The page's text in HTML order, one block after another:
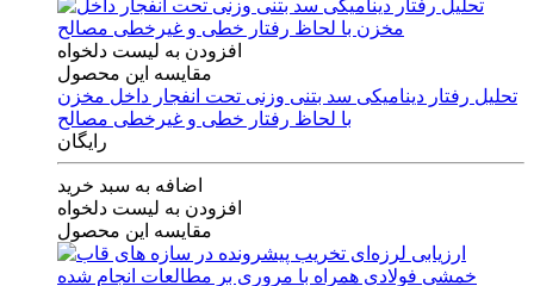
افزودن به لیست دلخواه
مقایسه این محصول
تحلیل رفتار دینامیکی سد بتنی وزنی تحت انفجار داخل مخزن
با لحاظ رفتار خطی و غیرخطی مصالح
رایگان
اضافه به سبد خرید
افزودن به لیست دلخواه
مقایسه این محصول